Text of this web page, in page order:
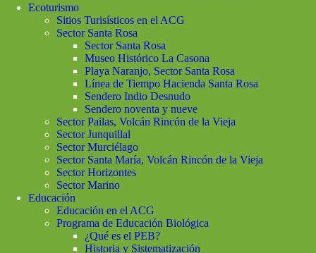
Ecoturismo
Sitios Turisísticos en el ACG
Sector Santa Rosa
Sector Santa Rosa
Museo Histórico La Casona
Playa Naranjo, Sector Santa Rosa
Línea de Tiempo Hacienda Santa Rosa
Sendero Indio Desnudo
Sendero noventa y nueve
Sector Pailas, Volcán Rincón de la Vieja
Sector Junquillal
Sector Murciélago
Sector Santa María, Volcán Rincón de la Vieja
Sector Horizontes
Sector Marino
Educación
Educación en el ACG
Programa de Educación Biológica
¿Qué es el PEB?
Historia y Sistematización